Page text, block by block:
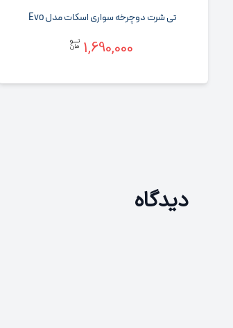
تی شرت دوچرخه سواری اسکات مدل Evo
1,690,000
دیدگاه